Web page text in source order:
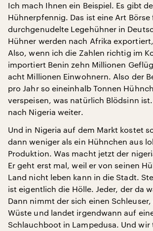
Ich mach Ihnen ein Beispiel. Es gibt
Hühnerpfennig. Das ist eine Art Börse
durchgenudelte Legehühner in
Hühner werden nach Afrika
Also, wenn ich die Zahlen richtig im
importiert Benin zehn Millionen
acht Millionen Einwohnern. Also der
pro Jahr so eineinhalb Tonnen
verspeisen, was natürlich Blödsinn
nach Nigeria weiter.
Und in Nigeria auf dem Markt kostet
dann weniger als ein Hühnchen aus
Produktion. Was macht jetzt der
Er geht erst mal, weil er von seinen
Land nicht leben kann in die Stadt.
ist eigentlich die Hölle. Jeder, der da
Dann nimmt der sich einen
Wüste und landet irgendwann auf
Schlauchboot in Lampedusa. Und wir